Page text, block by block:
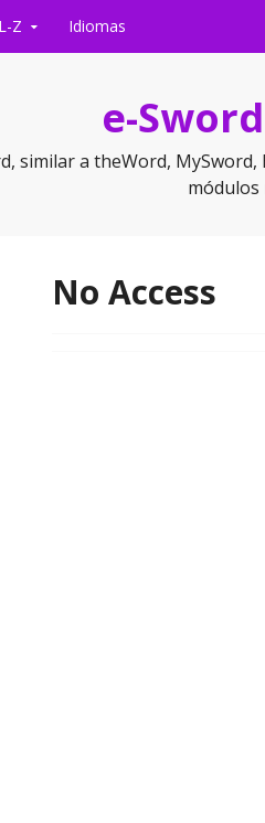
Z Idiomas
e-
similar a theWord,
módulos
No Access